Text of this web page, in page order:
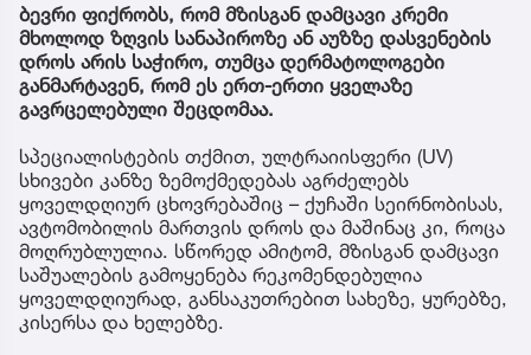
ბევრი ფიქრობს, რომ მზისგან დამცავი კრემი
მხოლოდ ზღვის სანაპიროზე ან აუზზე დასვენების
დროს არის საჭირო, თუმცა დერმატოლოგები
განმარტავენ, რომ ეს ერთ-ერთი ყველაზე
გავრცელებული შეცდომაა.
სპეციალისტების თქმით, ულტრაიისფერი (UV)
სხივები კანზე ზემოქმედებას აგრძელებს
ყოველდღიურ ცხოვრებაშიც – ქუჩაში სეირნობისას,
ავტომობილის მართვის დროს და მაშინაც კი, როცა
მოღრუბლულია. სწორედ ამიტომ, მზისგან დამცავი
საშუალების გამოყენება რეკომენდებულია
ყოველდღიურად, განსაკუთრებით სახეზე, ყურებზე,
კისერსა და ხელებზე.